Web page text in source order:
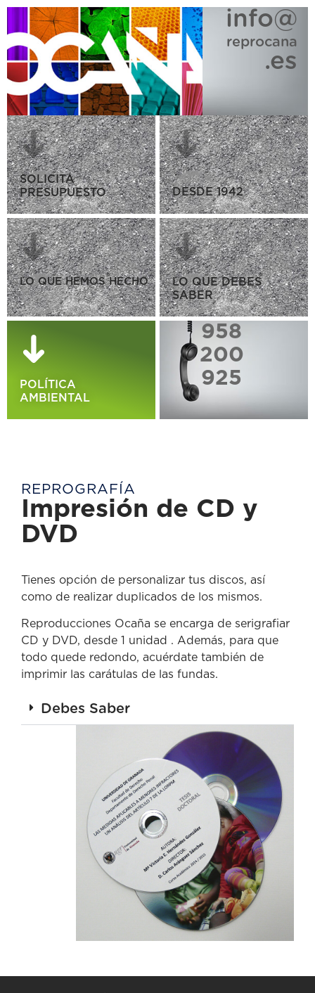
info@
reprocana
.es
SOLICITA
PRESUPUESTO
DESDE 1942
LO QUE HEMOS HECHO
LO QUE DEBES
SABER
POLÍTICA
AMBIENTAL
958
200
925
REPROGRAFÍA
Impresión de CD y
DVD
Tienes opción de personalizar tus discos, así
como de realizar duplicados de los mismos.
Reproducciones Ocaña se encarga de serigrafiar
CD y DVD, desde 1 unidad . Además, para que
todo quede redondo, acuérdate también de
imprimir las carátulas de las fundas.
Debes Saber